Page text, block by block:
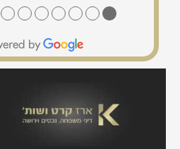
●
●
●
●
●
●
●